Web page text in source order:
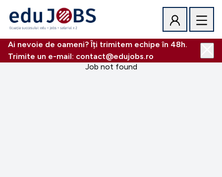
Ai nevoie de oameni? Îți trimitem echipe în 48h.
Trimite un e-mail: contact@edujobs.ro
Job not found